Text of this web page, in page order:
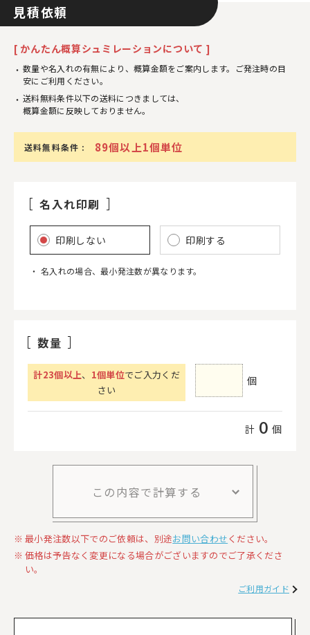
見積依頼
[ かんたん概算シュミレーションについて ]
数量や名入れの有無により、概算金額をご案内します。ご発注時の目
安にご利用ください。
送料無料条件以下の送料につきましては、
概算金額に反映しておりません。
送料無料条件 : 89個以上1個単位
名入れ印刷
印刷しない 印刷する
名入れの場合、最小発注数が異なります。
数量
計23個以上、 1個単位でご入力くだ
さい
個
計 0 個
この内容で計算する
最小発注数以下でのご依頼は、別途お問い合わせください。
価格は予告なく変更になる場合がございますのでご了承くださ
い。
ご利用ガイド